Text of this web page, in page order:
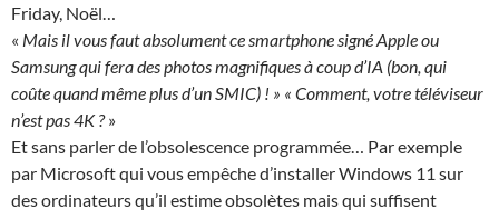
Friday, Noël…
« Mais il vous faut absolument ce smartphone signé Apple ou
Samsung qui fera des photos magnifiques à coup d’IA (bon, qui
coûte quand même plus d’un SMIC) ! » « Comment, votre téléviseur
n’est pas 4K ?»
Et sans parler de l’obsolescence programmée… Par exemple
par Microsoft qui vous empêche d’installer Windows 11 sur
des ordinateurs qu’il estime obsolètes mais qui suffisent